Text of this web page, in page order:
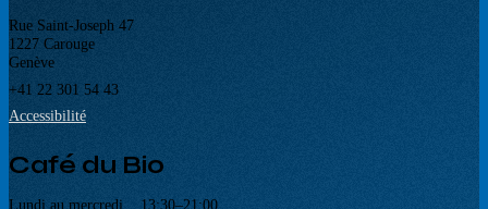
Rue Saint-Joseph 47
1227 Carouge
Genève
+41 22 301 54 43
Accessibilité
Café du Bio
Lundi au mercredi 13:30–21:00